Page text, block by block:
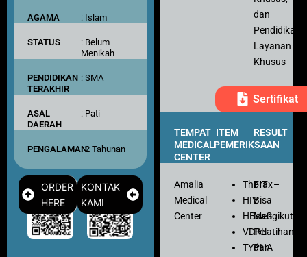
AGAMA : Islam
STATUS
: Belum
Menikah
PENDIDIKAN
TERAKHIR
: SMA
ASAL
DAERAH
: Pati
PENGALAMAN: 2 Tahunan
ORDER
HERE
KONTAK
KAMI
dan
Pendidikan
Layanan
Khusus
Sertifikat
TEMPAT
MEDICAL
CENTER
ITEM
PEMERIKSAAN
RESULT
Amalia
Medical
Center
Thorax
HIV
HBsaG
VDRL
TYPHA
FIT–
Bisa
Mengikuti
Pelatihan
dan